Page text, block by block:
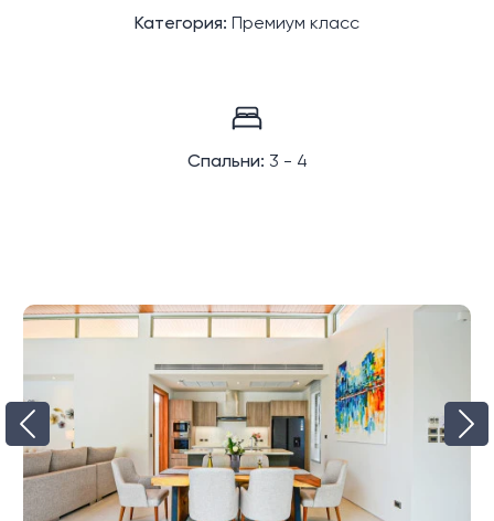
Категория: Премиум класс
Спальни: 3 - 4